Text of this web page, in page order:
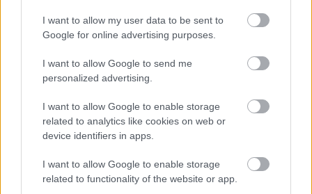
I want to allow my user data to be sent to
Google for online advertising purposes.
I want to allow Google to send me
personalized advertising.
I want to allow Google to enable storage
related to analytics like cookies on web or
device identifiers in apps.
I want to allow Google to enable storage
related to functionality of the website or app.
arányban hiányoztak a bizottsági ülésekről.
Ennél is több, 28 olyan politikust találtak, akik az
Menczer Tamás, a Fidesz kommunikációs
igazgatója az európai ügyek bizottságának
alelnöke április végétől 11 ülésből 8 esetben
nem jelent meg. Kocsis Máté, a Fidesz
frakcióvezetője a nemzetbiztonsági bizottság 12
üléséből mindössze négyen jelent meg, nyolc